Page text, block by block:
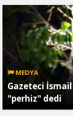
MEDYA
Gazeteci
"perhiz" dedi